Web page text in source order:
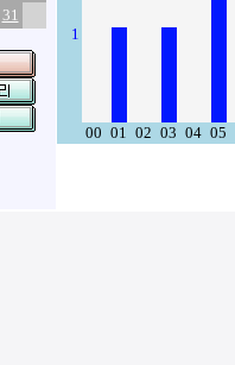
31
1
00 01 02 03 04 05